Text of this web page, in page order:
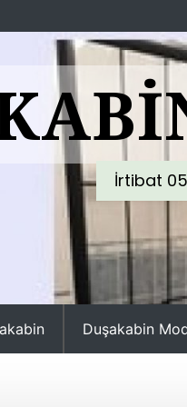
İrtibat
Duşakabin